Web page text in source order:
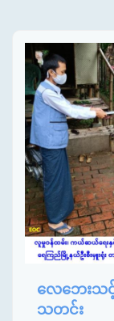
လေဘေးသ
သတင်း